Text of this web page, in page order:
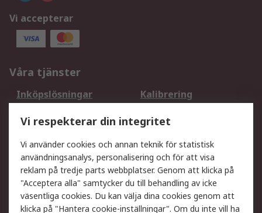
Vi accepterar
Våra tjänster
Inköpslösningar
Kalibrering
DesignSpark
Teknisk Support
Ditt lokala säljteam
Exportlösningar
Support
Få hjälp
Retur av varor
Vi respekterar din integritet
Vi använder cookies och annan teknik för statistisk
användningsanalys, personalisering och för att visa
reklam på tredje parts webbplatser. Genom att klicka på
"Acceptera alla" samtycker du till behandling av icke
väsentliga cookies. Du kan välja dina cookies genom att
klicka på "Hantera cookie-inställningar". Om du inte vill ha